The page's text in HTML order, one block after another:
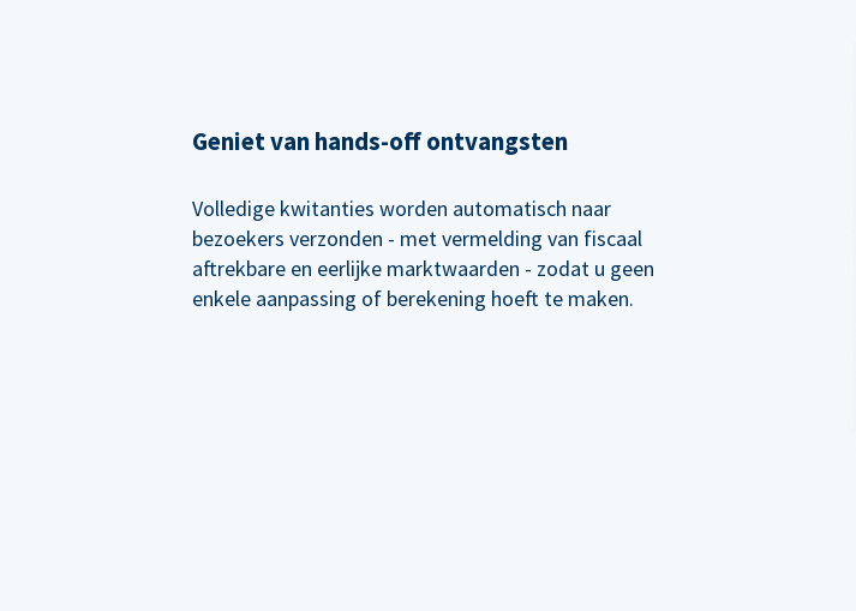
Geniet van hands-off ontvangsten
Volledige kwitanties worden automatisch naar
bezoekers verzonden - met vermelding van fiscaal
aftrekbare en eerlijke marktwaarden - zodat u geen
enkele aanpassing of berekening hoeft te maken.